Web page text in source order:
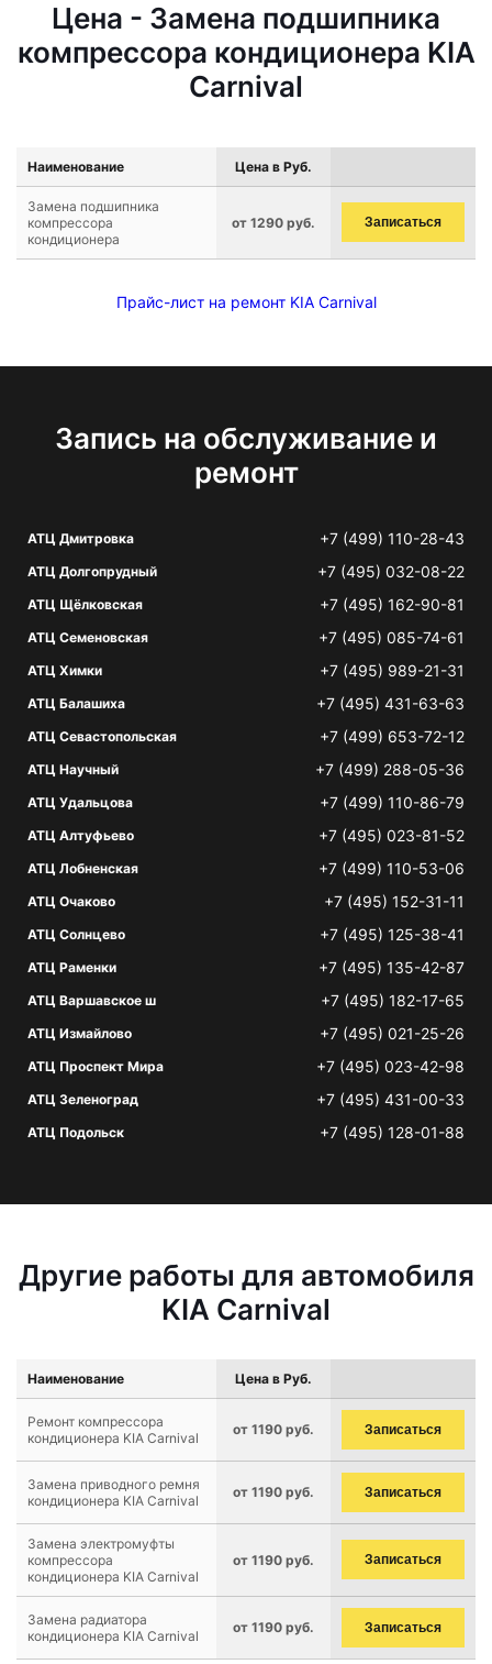
Цена - Замена подшипника
компрессора кондиционера KIA
Carnival
Наименование Цена в Руб.
Замена подшипника
компрессора
кондиционера
от 1290 руб. Записаться
Прайс-лист на ремонт KIA Carnival
Запись на обслуживание и
ремонт
АТЦ Дмитровка +7 (499) 110-28-43
АТЦ Долгопрудный +7 (495) 032-08-22
АТЦ Щёлковская +7 (495) 162-90-81
АТЦ Семеновская +7 (495) 085-74-61
АТЦ Химки +7 (495) 989-21-31
АТЦ Балашиха +7 (495) 431-63-63
АТЦ Севастопольская +7 (499) 653-72-12
АТЦ Научный +7 (499) 288-05-36
АТЦ Удальцова +7 (499) 110-86-79
АТЦ Алтуфьево +7 (495) 023-81-52
АТЦ Лобненская +7 (499) 110-53-06
АТЦ Очаково +7 (495) 152-31-11
АТЦ Солнцево +7 (495) 125-38-41
АТЦ Раменки +7 (495) 135-42-87
АТЦ Варшавское ш +7 (495) 182-17-65
АТЦ Измайлово +7 (495) 021-25-26
АТЦ Проспект Мира +7 (495) 023-42-98
АТЦ Зеленоград +7 (495) 431-00-33
АТЦ Подольск +7 (495) 128-01-88
Другие работы для автомобиля
KIA Carnival
Наименование Цена в Руб.
Ремонт компрессора
кондиционера KIA Carnival
от 1190 руб. Записаться
Замена приводного ремня
кондиционера KIA Carnival
от 1190 руб. Записаться
Замена электромуфты
компрессора
кондиционера KIA Carnival
от 1190 руб. Записаться
Замена радиатора
кондиционера KIA Carnival
от 1190 руб. Записаться